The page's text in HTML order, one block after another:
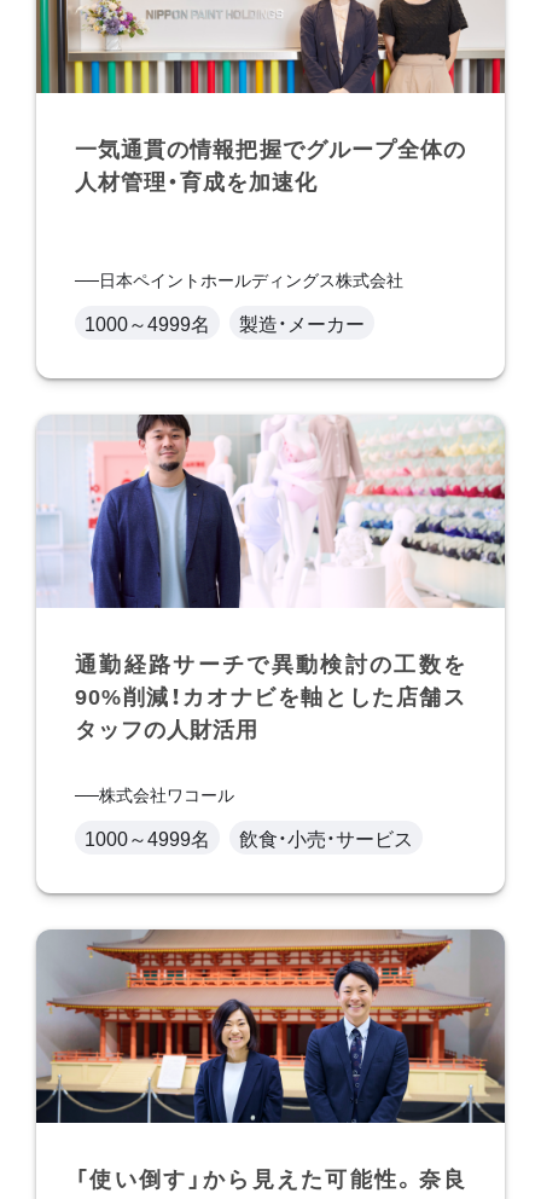
一気通貫の情報把握でグループ全体の
人材管理・育成を加速化
日本ペイントホールディングス株式会社
1000～4999名 製造・メーカー
通勤経路サーチで異動検討の工数を
90%削減！カオナビを軸とした店舗ス
タッフの人財活用
株式会社ワコール
1000～4999名 飲食・小売・サービス
「使い倒す」から見えた可能性。奈良